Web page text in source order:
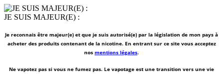
JE SUIS MAJEUR(E) :
Je reconnais être majeur(e) et que je suis autorisé(e) par la législation de mon pays à
acheter des produits contenant de la nicotine. En entrant sur ce site vous acceptez
nos mentions légales.
Ne vapotez pas si vous ne fumez pas. Le vapotage est une transition vers une vie